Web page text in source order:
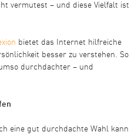
vermutest – und diese Vielfalt ist
bietet das Internet hilfreiche
besser zu verstehen. So
durchdachter – und
eine gut durchdachte Wahl kann